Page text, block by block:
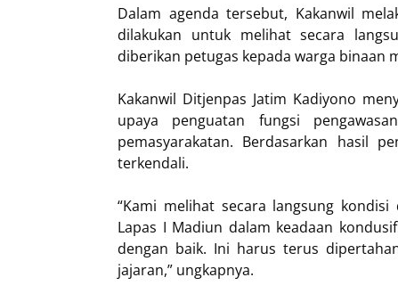
Dalam agenda tersebut, Kakanwil
dilakukan untuk melihat secara
diberikan petugas kepada warga binaan
Kakanwil Ditjenpas Jatim Kadiyono
upaya penguatan fungsi
pemasyarakatan. Berdasarkan hasil
terkendali.
“Kami melihat secara langsung
Lapas I Madiun dalam keadaan
dengan baik. Ini harus terus
jajaran,” ungkapnya.